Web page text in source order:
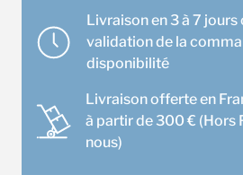
LN60VG
(Blanc
Livraison en 3 à 7 jours
validation de la
disponibilité
Livraison offerte en
à partir de 300 € (Hors
nous)